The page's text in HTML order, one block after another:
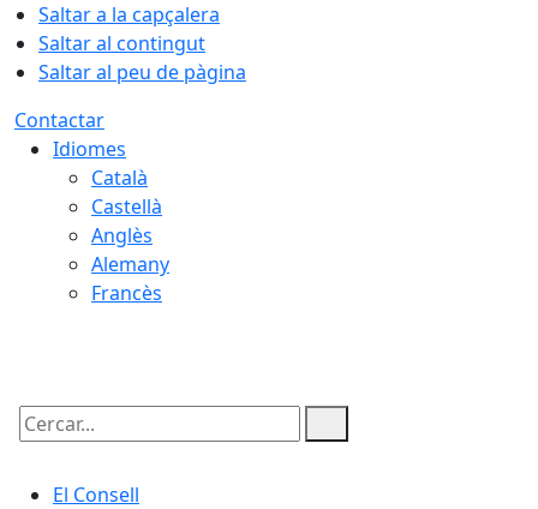
Saltar a la capçalera
Saltar al contingut
Saltar al peu de pàgina
Contactar
Idiomes
Català
Castellà
Anglès
Alemany
Francès
Cercar:
El Consell